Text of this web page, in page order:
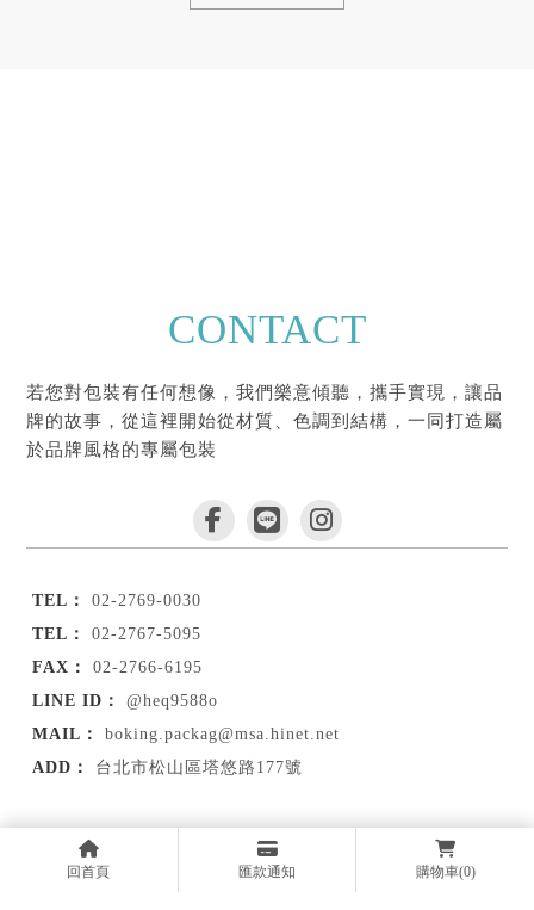
回首頁 匯款通知 購物車(0)
CONTACT
若您對包裝有任何想像，我們樂意傾聽，攜手實現，讓品
牌的故事，從這裡開始從材質、色調到結構，一同打造屬
於品牌風格的專屬包裝
@heq9588o
02-2769-0030
02-2767-5095
02-2766-6195
boking.packag@msa.hinet.net
台北市松山區塔悠路177號
首頁 線上商城